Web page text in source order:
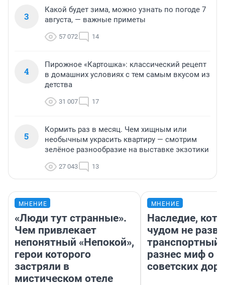
3
Какой будет зима, можно узнать по погоде 7
августа, — важные приметы
57 072 14
4
Пирожное «Картошка»: классический рецепт
в домашних условиях с тем самым вкусом из
детства
31 007 17
5
Кормить раз в месяц. Чем хищным или
необычным украсить квартиру — смотрим
зелёное разнообразие на выставке экзотики
27 043 13
МНЕНИЕ
«Люди тут странные».
Чем привлекает
непонятный «Непокой»,
герои которого
застряли в
мистическом отеле
МНЕНИЕ
Наследие,
чудом не
транспортный
разнес миф о
советских